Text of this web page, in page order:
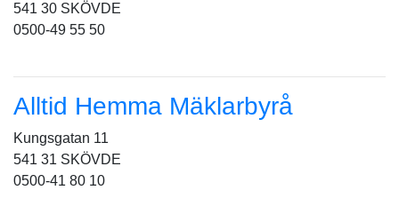
541 30 SKÖVDE
0500-49 55 50
Alltid Hemma Mäklarbyrå
Kungsgatan 11
541 31 SKÖVDE
0500-41 80 10